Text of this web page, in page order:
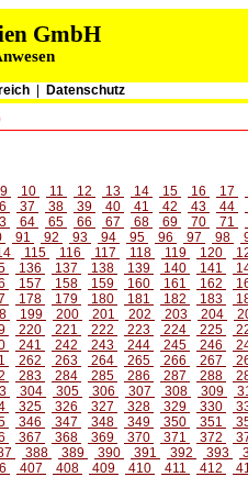
GmbH
Datenschutz
9 10 11 12 13 14 15 16 17
37 38 39 40 41 42 43 44
64 65 66 67 68 69 70 71
91 92 93 94 95 96 97 98
115 116 117 118 119 120
136 137 138 139 140 141
157 158 159 160 161 162
178 179 180 181 182 183
199 200 201 202 203 204
220 221 222 223 224 225
241 242 243 244 245 246
262 263 264 265 266 267
283 284 285 286 287 288
304 305 306 307 308 309
325 326 327 328 329 330
346 347 348 349 350 351
367 368 369 370 371 372
388 389 390 391 392 393
407 408 409 410 411 412